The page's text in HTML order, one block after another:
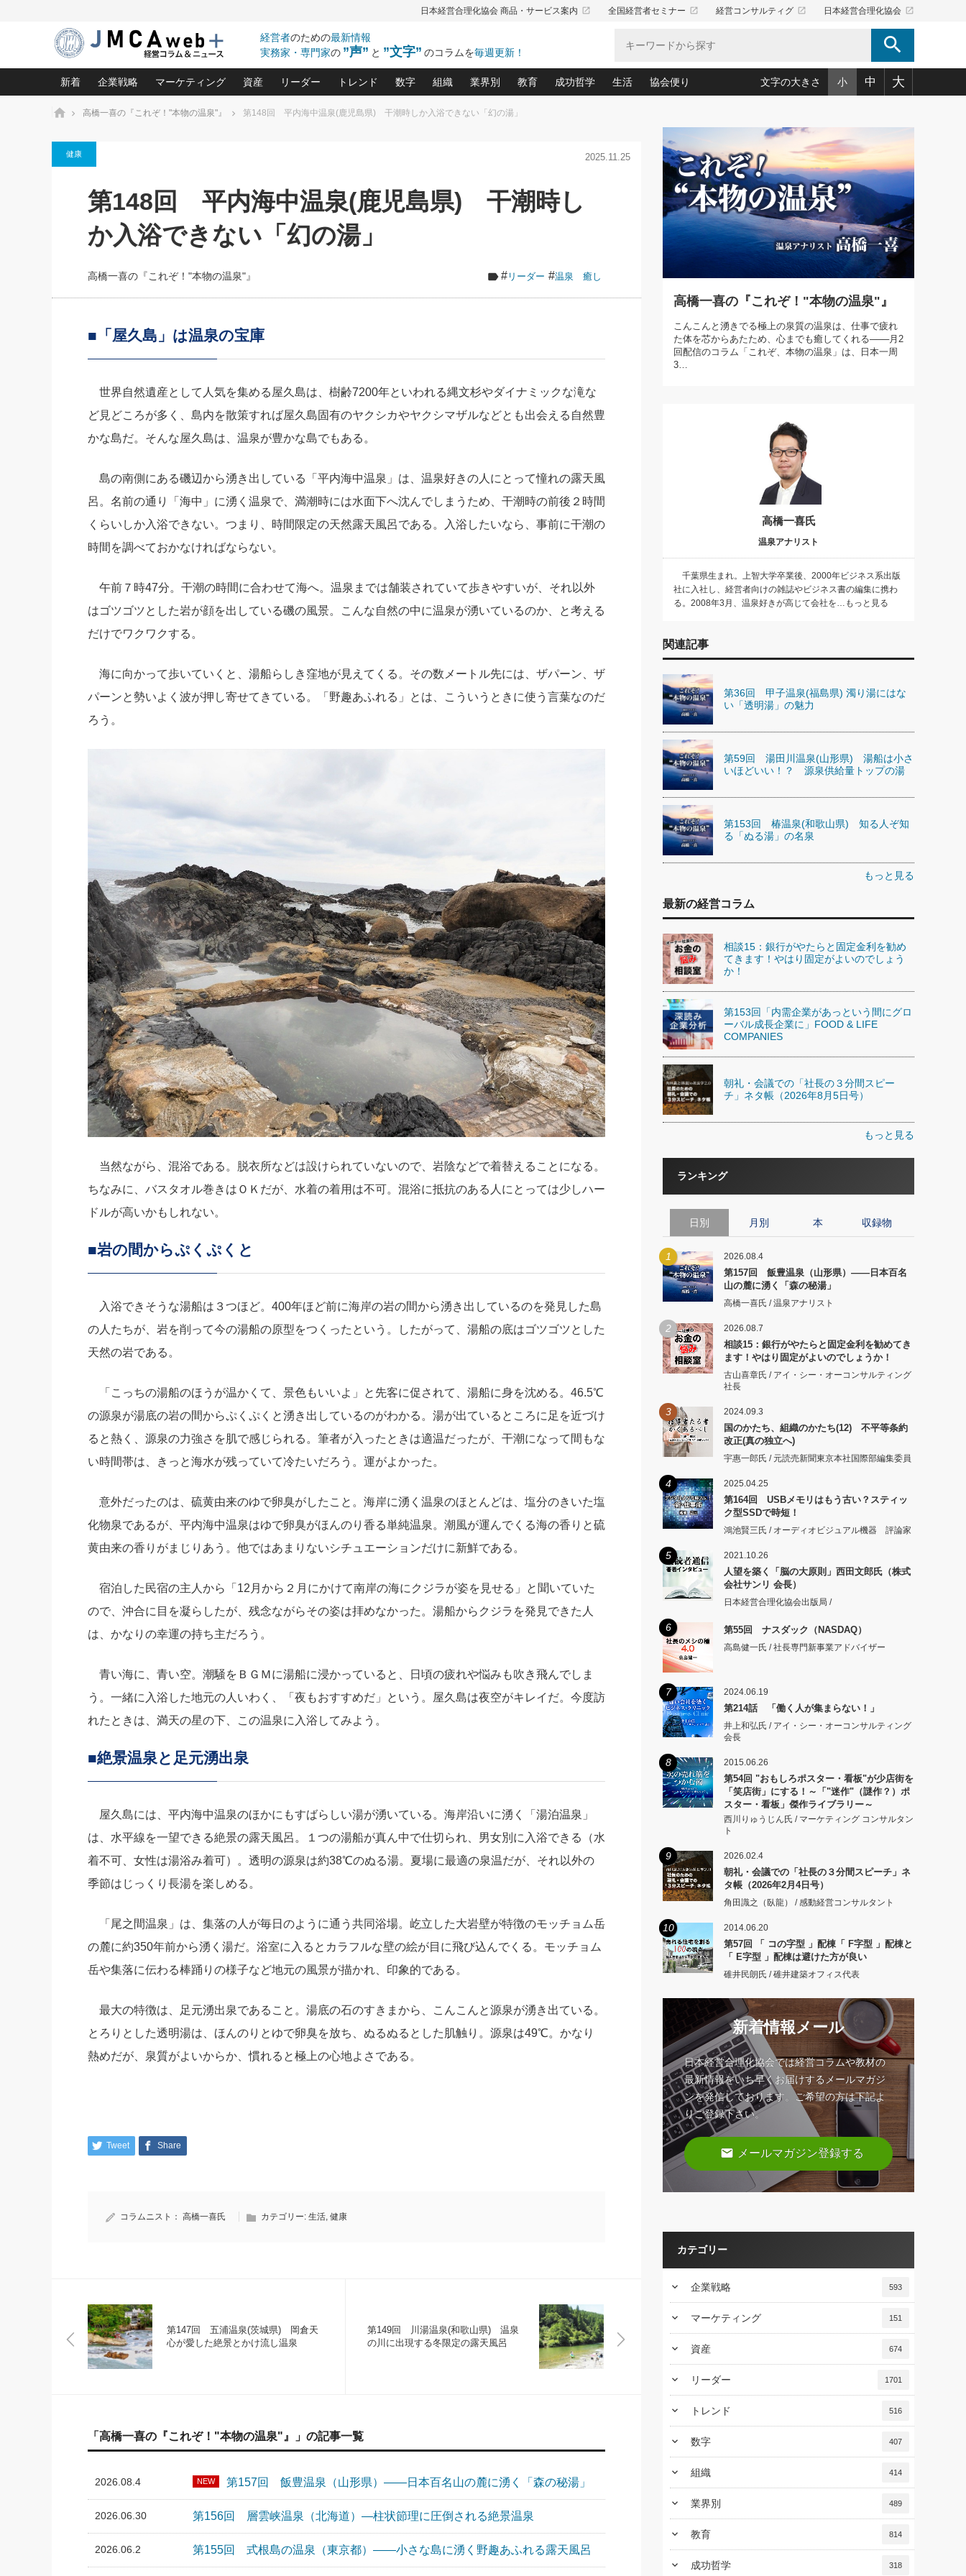
日本経営合理化協会 商品・サービス案内 launch 全国経営者セミナー launch 経営コンサルティグ launch 日本経営合理化協会 launch
経営者のための最新情報
実務家・専門家の ”声” と ”文字” のコラムを毎週更新！ search
新着
相談15：銀行がやたらと固定金
利を勧めてきます！やはり固定
がよいのでしょうか！
2026.08.7
第153回「内需企業があっとい
う間にグローバル成長企業に」
FOOD & LIFE COMPANIES
日号）
2026.08.5 2026.08.5
第86回 「言葉狩り」
もっとみる
企業戦略
強い会社を築く ビジネス・クリニック(240)
日本レーザー「人を大切にしながら利益を上げる経営」の極意
武器としてのM&A入門(3)
社長のための“儲かる通販”戦略視点(151)
継続経営 百話百行(85)
マーケティング
ロングセラーの玉手箱(9)
大復活＆快進撃！ユニバーサルスタジオジャパンの成功要因と
は(5)
酒井光雄 成功事例に学ぶ繁栄企業のブランド戦略(39)
資産
中国経済の最新動向(204)
事業承継の前に、決めておきたい、知っておきたい、やってお
きたいコト(12)
会社と社長のための資産管理講座(95)
リーダー
ピョートル・F・グジバチの『経営戦略の新常識』(12)
指導者たる者かくあるべし(635)
朝礼・会議での「社長の３分間スピーチ」ネタ帳(159)
次もあなたにお願いしたいと思われる「一流の仕事術」(28)
トレンド
北村森の「今月のヒット商品」(109)
次の売れ筋をつかむ術(102)
社長のメシの種 4.0(206)
数字
おカネが残る決算書にするために、やっておきたいこと(34)
会社を守り抜くための緊急対策(100)
強い決算書の会社はココが違う！(36)
決算書の“見える化”術(12)
組織
職場の生産性を下げるハラスメントの予防策(10)
賃金決定の定石(68)
顧客・社員・社会から支持される「ウェルビーイング経営入
業界別
大久保一彦の“流行る”お店の仕組みづくり(210)
柿内幸夫─社長のための現場改善(174)
教育
あなただからお願いしたいと思われる 気配りの達人(127)
クレーム対応 実践マニュアル(92)
クレーム対応の新知識と新常識(57)
デキル社員に育てる！ 社員教育の決め手(203)
業績アップにつながる！ワンランク上の手紙・メール術(100)
成功哲学
中国哲学に学ぶ 不況は会社守成の好機(38)
令和時代の「社長の人間力の磨き方」(86)
先人の名句名言の教え 東洋思想に学ぶ経営学(132)
渡部昇一の「日本の指導者たち」(32)
経営に活かす“十八史略”(30)
生活
おのころ心平の ──社長のための「か・ら・だマネジメント」
(50)
デジタルＡＶを味方に！新・仕事術(180)
リーダー脳の鍛え方(32)
ワインを楽しむ基礎レッスン(12)
必読！社長が読むべき今月の4冊(88)
社長の「氣」(30)
米国スポーツ・ビジネスに学ぶ心理学(98)
高橋一喜の『これぞ！"本物の温泉"』(157)
協会便り
「愛読者通信」著者インタビュー(44)
ビジネス見聞録 経営ニュース(100)
作間信司の経営無形庵(けいえいむぎょうあん)(166)
経営セミナー情報局(1)
繁栄への着眼点 牟田太陽(76)
講話を聞いて学ぼう 実学・耳学・磨く「ミミガク」のすすめ
文字の大きさ 小 中 大
ホーム 高橋一喜の『これぞ！"本物の温泉"』 第148回 平内海中温泉(鹿児島県) 干潮時しか入浴できない「幻の湯」
健康 2025.11.25
第148回 平内海中温泉(鹿児島県) 干潮時し
か入浴できない「幻の湯」
高橋一喜の『これぞ！"本物の温泉"』 # リーダー #温泉 癒し
■「屋久島」は温泉の宝庫
世界自然遺産として人気を集める屋久島は、樹齢7200年といわれる縄文杉やダイナミックな滝な
ど見どころが多く、島内を散策すれば屋久島固有のヤクシカやヤクシマザルなどとも出会える自然豊
かな島だ。そんな屋久島は、温泉が豊かな島でもある。
島の南側にある磯辺から湧き出している「平内海中温泉」は、温泉好きの人にとって憧れの露天風
呂。名前の通り「海中」に湧く温泉で、満潮時には水面下へ沈んでしまうため、干潮時の前後２時間
くらいしか入浴できない。つまり、時間限定の天然露天風呂である。入浴したいなら、事前に干潮の
時間を調べておかなければならない。
午前７時47分。干潮の時間に合わせて海へ。温泉までは舗装されていて歩きやすいが、それ以外
はゴツゴツとした岩が顔を出している磯の風景。こんな自然の中に温泉が湧いているのか、と考える
だけでワクワクする。
海に向かって歩いていくと、湯船らしき窪地が見えてくる。その数メートル先には、ザパーン、ザ
パーンと勢いよく波が押し寄せてきている。「野趣あふれる」とは、こういうときに使う言葉なのだ
ろう。
当然ながら、混浴である。脱衣所などは設けられていないので、岩陰などで着替えることになる。
ちなみに、バスタオル巻きはＯＫだが、水着の着用は不可。混浴に抵抗のある人にとっては少しハー
ドルが高いかもしれない。
■岩の間からぷくぷくと
入浴できそうな湯船は３つほど。400年ほど前に海岸の岩の間から湧き出しているのを発見した島
の人たちが、岩を削って今の湯船の原型をつくったという。したがって、湯船の底はゴツゴツとした
天然の岩である。
「こっちの湯船のほうが温かくて、景色もいいよ」と先客に促されて、湯船に身を沈める。46.5℃
の源泉が湯底の岩の間からぷくぷくと湧き出しているのがわかる。湯が出ているところに足を近づけ
ると熱く、源泉の力強さを肌で感じられる。筆者が入ったときは適温だったが、干潮になって間もな
い時間帯は、きっと海水が残っていて冷たいだろう。運がよかった。
意外だったのは、硫黄由来のゆで卵臭がしたこと。海岸に湧く温泉のほとんどは、塩分のきいた塩
化物泉であるが、平内海中温泉はゆで卵臭がほんのり香る単純温泉。潮風が運んでくる海の香りと硫
黄由来の香りがまじりあう。他ではあまりないシチュエーションだけに新鮮である。
宿泊した民宿の主人から「12月から２月にかけて南岸の海にクジラが姿を見せる」と聞いていた
ので、沖合に目を凝らしたが、残念ながらその姿は拝めなかった。湯船からクジラを発見できた人
は、かなりの幸運の持ち主だろう。
青い海に、青い空。潮騒をＢＧＭに湯船に浸かっていると、日頃の疲れや悩みも吹き飛んでしま
う。一緒に入浴した地元の人いわく、「夜もおすすめだ」という。屋久島は夜空がキレイだ。今度訪
れたときは、満天の星の下、この温泉に入浴してみよう。
■絶景温泉と足元湧出泉
屋久島には、平内海中温泉のほかにもすばらしい湯が湧いている。海岸沿いに湧く「湯泊温泉」
は、水平線を一望できる絶景の露天風呂。１つの湯船が真ん中で仕切られ、男女別に入浴できる（水
着不可、女性は湯浴み着可）。透明の源泉は約38℃のぬる湯。夏場に最適の泉温だが、それ以外の
季節はじっくり長湯を楽しめる。
「尾之間温泉」は、集落の人が毎日のように通う共同浴場。屹立した大岩壁が特徴のモッチョム岳
の麓に約350年前から湧く湯だ。浴室に入るとカラフルな壁の絵が目に飛び込んでくる。モッチョム
岳や集落に伝わる棒踊りの様子など地元の風景が描かれ、印象的である。
最大の特徴は、足元湧出泉であること。湯底の石のすきまから、こんこんと源泉が湧き出ている。
とろりとした透明湯は、ほんのりとゆで卵臭を放ち、ぬるぬるとした肌触り。源泉は49℃。かなり
熱めだが、泉質がよいからか、慣れると極上の心地よさである。
Tweet Share
コラムニスト： 高橋一喜氏 カテゴリー: 生活, 健康
第147回 五浦温泉(茨城県) 岡倉天
心が愛した絶景とかけ流し温泉
第149回 川湯温泉(和歌山県) 温泉
の川に出現する冬限定の露天風呂
「高橋一喜の『これぞ！"本物の温泉"』」の記事一覧
2026.08.4 NEW 第157回 飯豊温泉（山形県）――日本百名山の麓に湧く「森の秘湯」
2026.06.30 第156回 層雲峡温泉（北海道）―柱状節理に圧倒される絶景温泉
2026.06.2 第155回 式根島の温泉（東京都）――小さな島に湧く野趣あふれる露天風呂
高橋一喜の『これぞ！"本物の温泉"』
こんこんと湧きでる極上の泉質の温泉は、仕事で疲れ
た体を芯からあたため、心までも癒してくれる───月2
回配信のコラム「これぞ、本物の温泉」は、日本一周
3…
高橋一喜氏
温泉アナリスト
千葉県生まれ。上智大学卒業後、2000年ビジネス系出版
社に入社し、経営者向けの雑誌やビジネス書の編集に携わ
る。2008年3月、温泉好きが高じて会社を…もっと見る
関連記事
第36回 甲子温泉(福島県) 濁り湯にはな
い「透明湯」の魅力
第59回 湯田川温泉(山形県) 湯船は小さ
いほどいい！？ 源泉供給量トップの湯
第153回 椿温泉(和歌山県) 知る人ぞ知
る「ぬる湯」の名泉
もっと見る
最新の経営コラム
相談15：銀行がやたらと固定金利を勧め
てきます！やはり固定がよいのでしょう
か！
第153回「内需企業があっという間にグロ
ーバル成長企業に」FOOD & LIFE
COMPANIES
朝礼・会議での「社長の３分間スピー
チ」ネタ帳（2026年8月5日号）
もっと見る
ランキング
日別 月別 本 収録物
1 2026.08.4
第157回 飯豊温泉（山形県）――日本百名
山の麓に湧く「森の秘湯」
高橋一喜氏 / 温泉アナリスト
2 2026.08.7
相談15：銀行がやたらと固定金利を勧めてき
ます！やはり固定がよいのでしょうか！
古山喜章氏 / アイ・シー・オーコンサルティング
社長
3 2024.09.3
国のかたち、組織のかたち(12) 不平等条約
改正(真の独立へ)
宇惠一郎氏 / 元読売新聞東京本社国際部編集委員
4 2025.04.25
第164回 USBメモリはもう古い？スティッ
ク型SSDで時短！
鴻池賢三氏 / オーディオビジュアル機器 評論家
5 2021.10.26
人望を築く「脳の大原則」西田文郎氏（株式
会社サンリ 会長）
日本経営合理化協会出版局 /
6 第55回 ナスダック（NASDAQ）
高島健一氏 / 社長専門新事業アドバイザー
7 2024.06.19
第214話 「働く人が集まらない！」
井上和弘氏 / アイ・シー・オーコンサルティング
会長
8 2015.06.26
第54回 "おもしろポスター・看板"が少店街を
「笑店街」にする！～「"迷作"（謎作？）ポ
スター・看板」傑作ライブラリー～
西川りゅうじん氏 / マーケティング コンサルタン
ト
9 2026.02.4
朝礼・会議での「社長の３分間スピーチ」ネ
タ帳（2026年2月4日号）
角田識之（臥龍） / 感動経営コンサルタント
10 2014.06.20
第57回 「 コの字型 」配棟「 F字型 」配棟と
「 E字型 」配棟は避けた方が良い
碓井民朗氏 / 碓井建築オフィス代表
新着情報メール
日本経営合理化協会では経営コラムや教材の
最新情報をいち早くお届けするメールマガジ
ンを発信しております。ご希望の方は下記よ
りご登録下さい。
email メールマガジン登録する
カテゴリー
keyboard_arrow_down 企業戦略 593
keyboard_arrow_down マーケティング 151
keyboard_arrow_down 資産 674
keyboard_arrow_down リーダー 1701
keyboard_arrow_down トレンド 516
keyboard_arrow_down 数字 407
keyboard_arrow_down 組織 414
keyboard_arrow_down 業界別 489
keyboard_arrow_down 教育 814
keyboard_arrow_down 成功哲学 318